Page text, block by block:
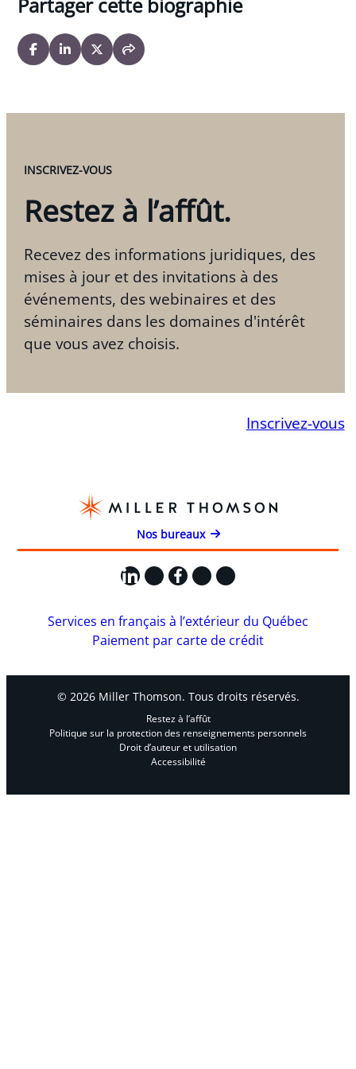
Les bases du droit : les contrats, Institut de la
propriété intellectuelle du Canada, 2007
«Veuve Clicquot Ponsardin
INFONEX, 2002
INSCRIVEZ-VOUS
Restez à l’affût.
Recevez des informations juridiques, des
mises à jour et des invitations à des
événements, des webinaires et des
séminaires dans les domaines d'intérêt
que vous avez choisis.
Inscrivez-vous
Nos bureaux
LinkedIn
X Facebook
Instagram
YouTube
Services en français à l’extérieur du Québec
Paiement par carte de crédit
© 2026 Miller Thomson. Tous droits réservés.
Restez à l’affût
Politique sur la protection des renseignements personnels
Droit d’auteur et utilisation
Accessibilité